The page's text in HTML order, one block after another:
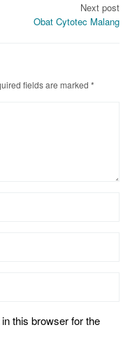
Next post
Obat Cytotec Malang
fields are marked *
this browser for the